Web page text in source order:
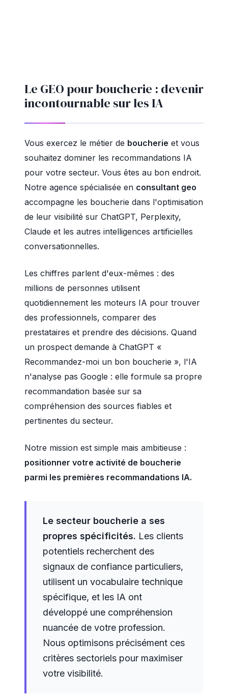
Le GEO pour boucherie : devenir
incontournable sur les IA
Vous exercez le métier de boucherie et vous
souhaitez dominer les recommandations IA
pour votre secteur. Vous êtes au bon endroit.
Notre agence spécialisée en consultant geo
accompagne les boucherie dans l'optimisation
de leur visibilité sur ChatGPT, Perplexity,
Claude et les autres intelligences artificielles
conversationnelles.
Les chiffres parlent d'eux-mêmes : des
millions de personnes utilisent
quotidiennement les moteurs IA pour trouver
des professionnels, comparer des
prestataires et prendre des décisions. Quand
un prospect demande à ChatGPT «
Recommandez-moi un bon boucherie », l'IA
n'analyse pas Google : elle formule sa propre
recommandation basée sur sa
compréhension des sources fiables et
pertinentes du secteur.
Notre mission est simple mais ambitieuse :
positionner votre activité de boucherie
parmi les premières recommandations IA.
Le secteur boucherie a ses
propres spécificités. Les clients
potentiels recherchent des
signaux de confiance particuliers,
utilisent un vocabulaire technique
spécifique, et les IA ont
développé une compréhension
nuancée de votre profession.
Nous optimisons précisément ces
critères sectoriels pour maximiser
votre visibilité.